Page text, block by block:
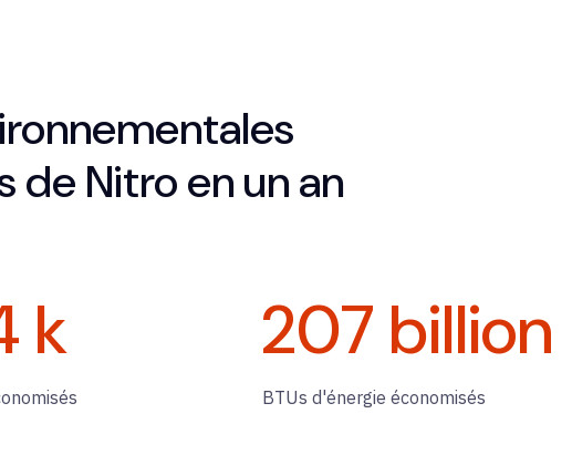
Nitro en un an
k 207 billion
BTUs d'énergie économisés